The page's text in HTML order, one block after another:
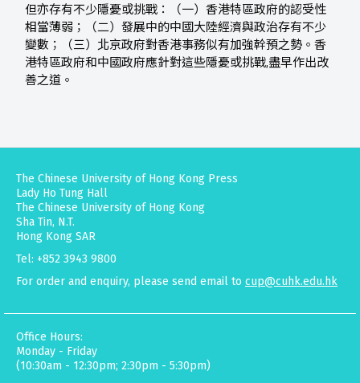
但亦存有不少隱憂或挑戰：（一）香港特區政府的認受性
相當薄弱；（二）發展中的中國大陸經濟與政治存有不少
變數；（三）北京政府對香港事務似有加強幹預之勢。香
港特區政府和中國政府應針對這些隱憂或挑戰,盡早作出改
善之道。
The Chinese University of Hong Kong Press
Lady Ho Tung Hall
The Chinese University of Hong Kong
Sha Tin, N.T.
Hong Kong SAR
Tel: +852 3943 9800
For order and enquiry, please send email to cup@cuhk.edu.hk
Office Hours:
Monday - Friday
(10:30am - 12:30pm; 2:30pm - 5:30pm)